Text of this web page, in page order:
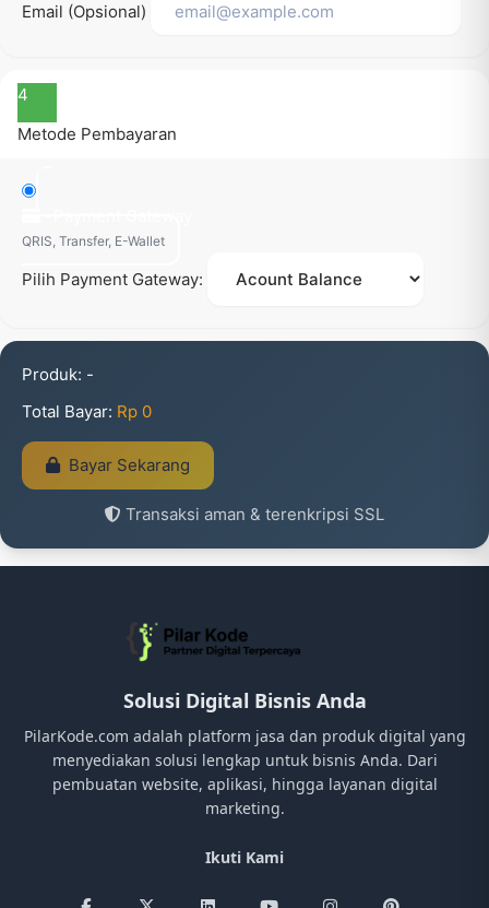
Email (Opsional)
4
Metode Pembayaran
QRIS, Transfer, E-Wallet
Pilih Payment Gateway:
Produk: -
Total Bayar: Rp 0
Bayar Sekarang
Transaksi aman & terenkripsi SSL
Solusi Digital Bisnis Anda
PilarKode.com adalah platform jasa dan produk digital yang
menyediakan solusi lengkap untuk bisnis Anda. Dari
pembuatan website, aplikasi, hingga layanan digital
marketing.
Ikuti Kami